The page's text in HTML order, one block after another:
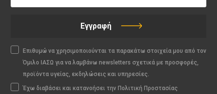
Εγγραφή
Επιθυμώ να χρησιμοποιούνται τα παρακάτω στοιχεία μου από τον
Όμιλο ΙΑΣΩ για να λαμβάνω newsletters σχετικά με προσφορές,
προϊόντα υγείας, εκδηλώσεις και υπηρεσίες.
Έχω διαβάσει και κατανοήσει την Πολιτική Προστασίας